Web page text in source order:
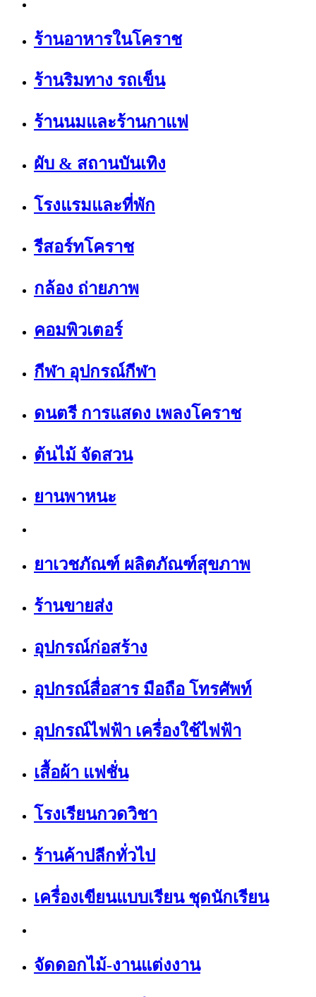
ร้านอาหารในโคราช
ร้านริมทาง รถเข็น
ร้านนมและร้านกาแฟ
ผับ & สถานบันเทิง
โรงแรมและที่พัก
รีสอร์ทโคราช
กล้อง ถ่ายภาพ
คอมพิวเตอร์
กีฬา อุปกรณ์กีฬา
ดนตรี การแสดง เพลงโคราช
ต้นไม้ จัดสวน
ยานพาหนะ
ยาเวชภัณฑ์ ผลิตภัณฑ์สุขภาพ
ร้านขายส่ง
อุปกรณ์ก่อสร้าง
อุปกรณ์สื่อสาร มือถือ โทรศัพท์
อุปกรณ์ไฟฟ้า เครื่องใช้ไฟฟ้า
เสื้อผ้า แฟชั่น
โรงเรียนกวดวิชา
ร้านค้าปลีกทั่วไป
เครื่องเขียนแบบเรียน ชุดนักเรียน
จัดดอกไม้-งานแต่งงาน